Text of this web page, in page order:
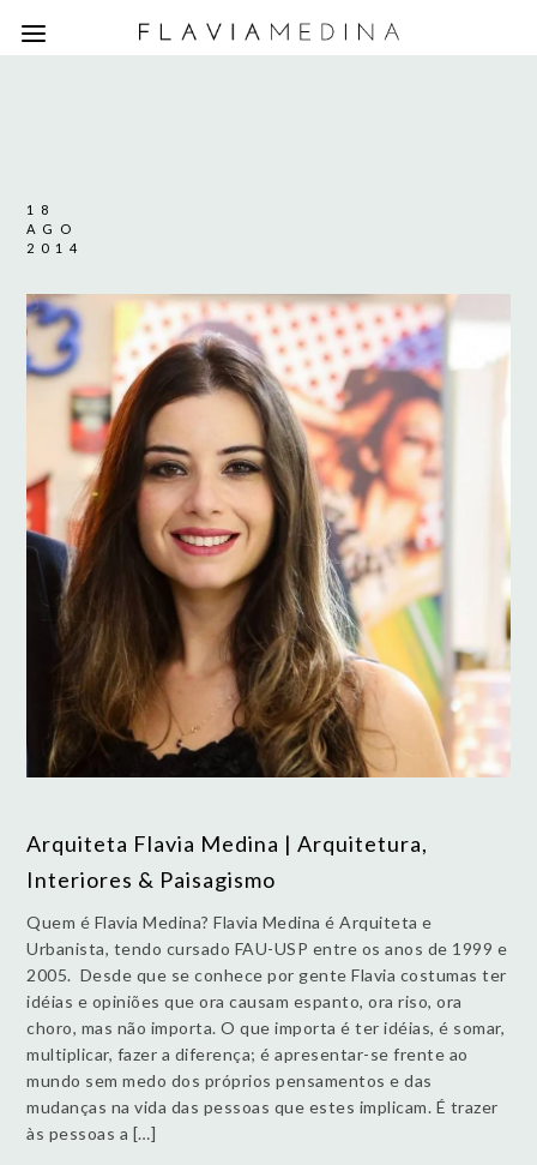
18
AGO
2014
Arquiteta Flavia Medina | Arquitetura,
Interiores & Paisagismo
Quem é Flavia Medina? Flavia Medina é Arquiteta e
Urbanista, tendo cursado FAU-USP entre os anos de 1999 e
2005. Desde que se conhece por gente Flavia costumas ter
idéias e opiniões que ora causam espanto, ora riso, ora
choro, mas não importa. O que importa é ter idéias, é somar,
multiplicar, fazer a diferença; é apresentar-se frente ao
mundo sem medo dos próprios pensamentos e das
mudanças na vida das pessoas que estes implicam. É trazer
às pessoas a […]